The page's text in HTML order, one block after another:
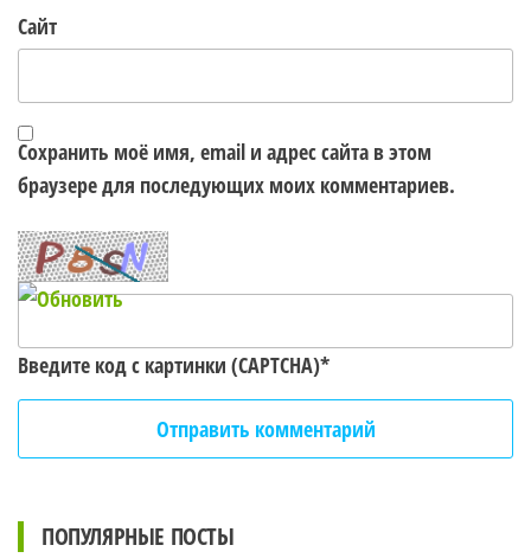
Сайт
Сохранить моё имя, email и адрес сайта в этом
браузере для последующих моих комментариев.
Введите код с картинки (CAPTCHA)*
ПОПУЛЯРНЫЕ ПОСТЫ